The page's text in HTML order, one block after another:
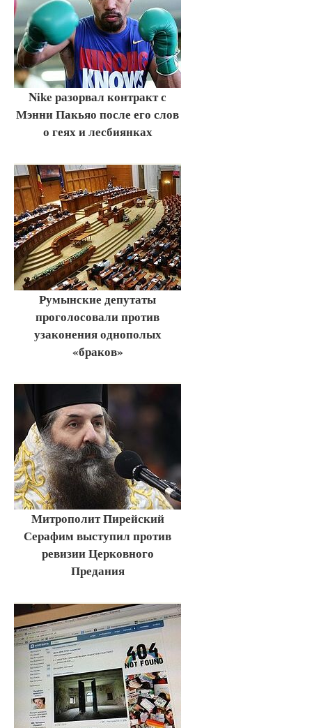
Nike разорвал контракт с
Мэнни Пакьяо после его слов
о геях и лесбиянках
Румынские депутаты
проголосовали против
узаконения однополых
«браков»
Митрополит Пирейский
Серафим выступил против
ревизии Церковного
Предания